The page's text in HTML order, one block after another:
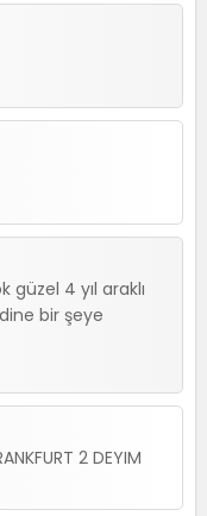
güzel 4 yıl araklı
bir şeye
2 DEYIM